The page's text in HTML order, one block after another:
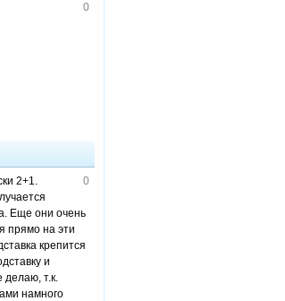
0
0
2+1.
Еще они очень
прямо на эти
крепится
и
делаю, т.к.
намного